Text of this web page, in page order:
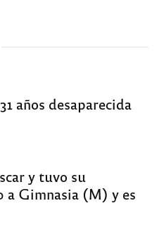
años desaparecida
y tuvo su
a Gimnasia (M) y es